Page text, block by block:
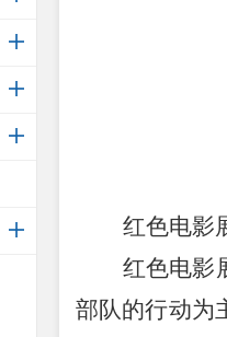
红色电影
红色电影
部队的行动为